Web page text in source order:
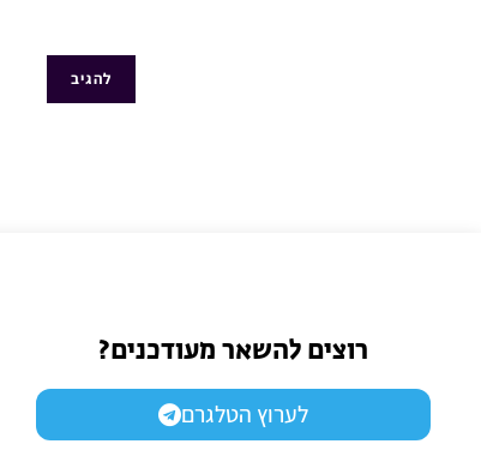
רוצים להשאר מעודכנים?
לערוץ הטלגרם